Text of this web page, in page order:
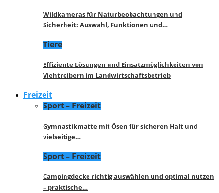
Wildkameras für Naturbeobachtungen und
Sicherheit: Auswahl, Funktionen und…
Tiere
Effiziente Lösungen und Einsatzmöglichkeiten von
Viehtreibern im Landwirtschaftsbetrieb
Freizeit
Sport – Freizeit
Gymnastikmatte mit Ösen für sicheren Halt und
vielseitige…
Sport – Freizeit
Campingdecke richtig auswählen und optimal nutzen
– praktische…